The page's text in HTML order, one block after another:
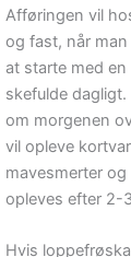
Afføringen vil
og fast, når
at starte med
skefulde
om morgenen
vil opleve
mavesmerter
opleves efter 2-
Hvis